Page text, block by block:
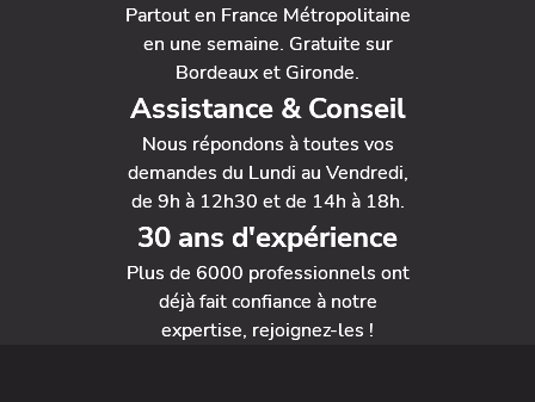
Partout en France Métropolitaine
en une semaine. Gratuite sur
Bordeaux et Gironde.
Assistance & Conseil
Nous répondons à toutes vos
demandes du Lundi au Vendredi,
de 9h à 12h30 et de 14h à 18h.
30 ans d'expérience
Plus de 6000 professionnels ont
déjà fait confiance à notre
expertise, rejoignez-les !